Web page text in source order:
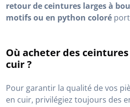
retour de ceintures larges à
motifs ou en python coloré
Où acheter des
cuir ?
Pour garantir la qualité de vos
en cuir, privilégiez toujours des